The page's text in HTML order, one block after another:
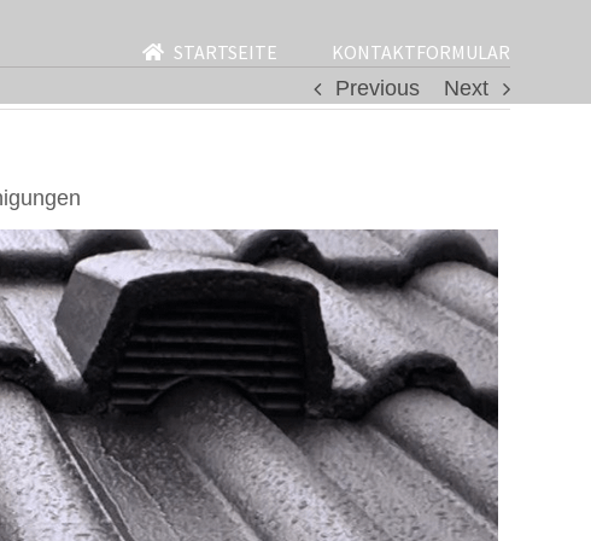
STARTSEITE
KONTAKTFORMULAR
Previous
Next